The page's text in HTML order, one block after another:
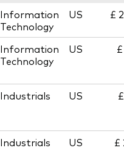
Information
Technology
US £
Information
Technology
US
Industrials US
Industrials US £